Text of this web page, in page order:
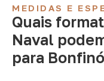
MEDIDAS E
Quais
Naval
para